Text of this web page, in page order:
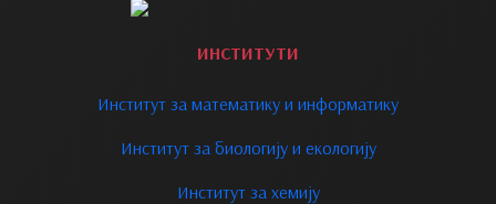
ИНСТИТУТИ
Институт за математику и информатику
Институт за биологију и екологију
Институт за хемију